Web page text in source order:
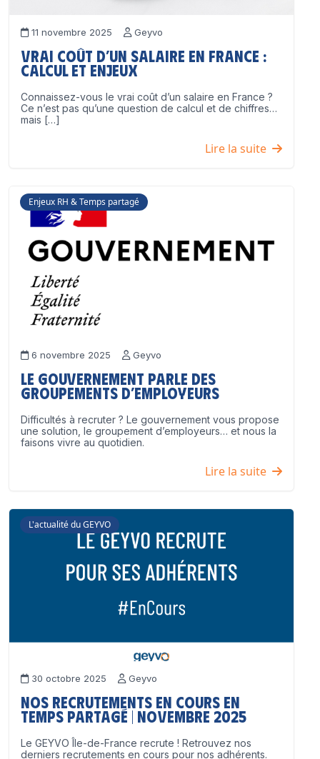
11 novembre 2025 Geyvo
Vrai coût d’un salaire en France :
calcul et enjeux
Connaissez-vous le vrai coût d’un salaire en France ?
Ce n’est pas qu’une question de calcul et de chiffres…
mais […]
Lire la suite
Enjeux RH & Temps partagé
6 novembre 2025 Geyvo
Le Gouvernement parle des
groupements d’employeurs
Difficultés à recruter ? Le gouvernement vous propose
une solution, le groupement d’employeurs… et nous la
faisons vivre au quotidien.
Lire la suite
L'actualité du GEYVO
30 octobre 2025 Geyvo
Nos recrutements en cours en
temps partagé | Novembre 2025
Le GEYVO Île-de-France recrute ! Retrouvez nos
derniers recrutements en cours pour nos adhérents.